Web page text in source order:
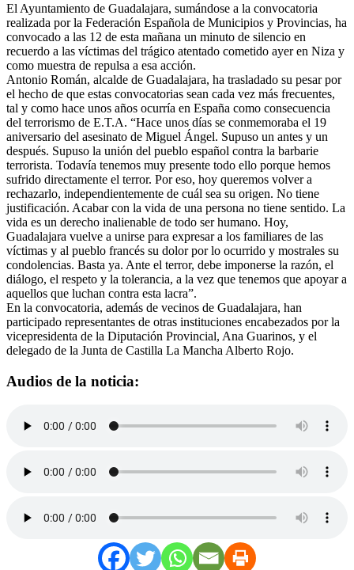
El Ayuntamiento de Guadalajara, sumándose a la convocatoria
realizada por la Federación Española de Municipios y Provincias, ha
convocado a las 12 de esta mañana un minuto de silencio en
recuerdo a las víctimas del trágico atentado cometido ayer en Niza y
como muestra de repulsa a esa acción.
Antonio Román, alcalde de Guadalajara, ha trasladado su pesar por
el hecho de que estas convocatorias sean cada vez más frecuentes,
tal y como hace unos años ocurría en España como consecuencia
del terrorismo de E.T.A. “Hace unos días se conmemoraba el 19
aniversario del asesinato de Miguel Ángel. Supuso un antes y un
después. Supuso la unión del pueblo español contra la barbarie
terrorista. Todavía tenemos muy presente todo ello porque hemos
sufrido directamente el terror. Por eso, hoy queremos volver a
rechazarlo, independientemente de cuál sea su origen. No tiene
justificación. Acabar con la vida de una persona no tiene sentido. La
vida es un derecho inalienable de todo ser humano. Hoy,
Guadalajara vuelve a unirse para expresar a los familiares de las
víctimas y al pueblo francés su dolor por lo ocurrido y mostrales su
condolencias. Basta ya. Ante el terror, debe imponerse la razón, el
diálogo, el respeto y la tolerancia, a la vez que tenemos que apoyar a
aquellos que luchan contra esta lacra”.
En la convocatoria, además de vecinos de Guadalajara, han
participado representantes de otras instituciones encabezados por la
vicepresidenta de la Diputación Provincial, Ana Guarinos, y el
delegado de la Junta de Castilla La Mancha Alberto Rojo.
Audios de la noticia: